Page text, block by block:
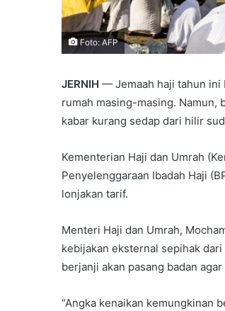
Foto: AFP
JERNIH — Jemaah haji tahun ini
rumah masing-masing. Namun,
kabar kurang sedap dari hilir
Kementerian Haji dan Umrah
Penyelenggaraan Ibadah Haji
lonjakan tarif.
Menteri Haji dan Umrah,
kebijakan eksternal sepihak
berjanji akan pasang badan
“Angka kenaikan kemungkinan